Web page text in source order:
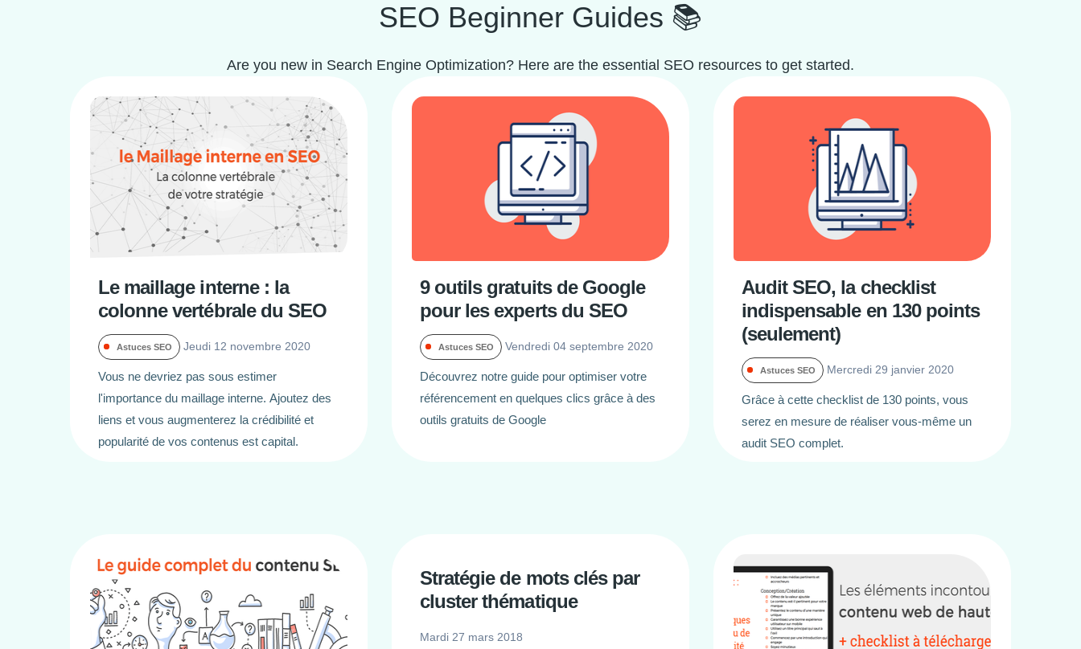
SEO Beginner Guides 📚
Are you new in Search Engine Optimization? Here are the essential SEO resources to get started.
Le maillage interne : la
colonne vertébrale du SEO
Astuces SEO Jeudi 12 novembre 2020
Vous ne devriez pas sous estimer
l'importance du maillage interne. Ajoutez des
liens et vous augmenterez la crédibilité et
popularité de vos contenus est capital.
9 outils gratuits de Google
pour les experts du SEO
Astuces SEO Vendredi 04 septembre 2020
Découvrez notre guide pour optimiser votre
référencement en quelques clics grâce à des
outils gratuits de Google
Audit SEO, la checklist
indispensable en 130 points
(seulement)
Astuces SEO Mercredi 29 janvier 2020
Grâce à cette checklist de 130 points, vous
serez en mesure de réaliser vous-même un
audit SEO complet.
Stratégie de mots clés par
cluster thématique
Mardi 27 mars 2018